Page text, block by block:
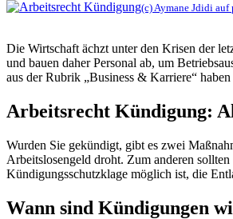
(c) Aymane Jdidi auf
Die Wirtschaft ächzt unter den Krisen der
und bauen daher Personal ab, um
aus der Rubrik „Business & Karriere“
Arbeitsrecht Kündigung:
Wurden Sie gekündigt, gibt es zwei
Arbeitslosengeld droht. Zum anderen sollten
Kündigungsschutzklage möglich ist, die
Wann sind Kündigungen